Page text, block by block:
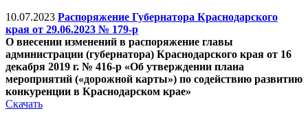
10.07.2023 Распоряжение Губернатора Краснодарского
края от 29.06.2023 № 179-р
О внесении изменений в распоряжение главы
администрации (губернатора) Краснодарского края от 16
декабря 2019 г. № 416-р «Об утверждении плана
мероприятий («дорожной карты») по содействию развитию
конкуренции в Краснодарском крае»
Скачать